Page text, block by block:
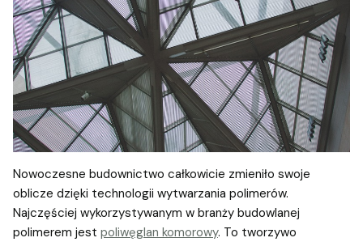
Nowoczesne budownictwo całkowicie zmieniło swoje
oblicze dzięki technologii wytwarzania polimerów.
Najczęściej wykorzystywanym w branży budowlanej
polimerem jest poliwęglan komorowy. To tworzywo